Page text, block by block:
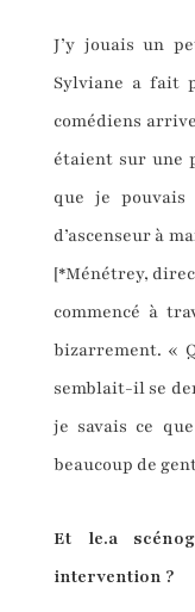
J’y jouais un
Sylviane a fait
comédiens
étaient sur une
que je
d’ascenseur à
[*Ménétrey,
commencé à
bizarrement. «
semblait-il se
je savais ce
beaucoup de
Et le.a
intervention ?